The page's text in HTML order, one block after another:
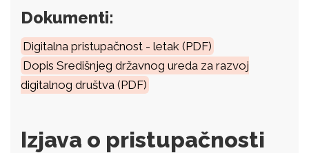
Dokumenti:
Digitalna pristupačnost - letak (PDF)
Dopis Središnjeg državnog ureda za razvoj
digitalnog društva (PDF)
Izjava o pristupačnosti